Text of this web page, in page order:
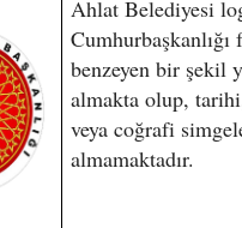
Ahlat Belediyesi
Cumhurbaşkanlığı
benzeyen bir şekil
almakta olup,
veya coğrafi
almamaktadır.